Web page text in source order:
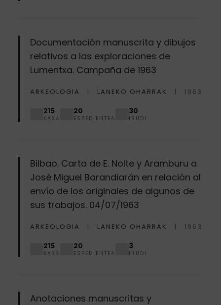
Documentación manuscrita y dibujos
relativos a las exploraciones de
Lumentxa. Campaña de 1963
ARKEOLOGIA LANEKO OHARRAK 1963
215
KAXA
20
ESPEDIENTEA
30
IRUDI
Bilbao. Carta de E. Nolte y Aramburu a
José Miguel Barandiarán en relación al
envío de los originales de algunos de
sus trabajos. 04/07/1963
ARKEOLOGIA LANEKO OHARRAK 1963
215
KAXA
20
ESPEDIENTEA
3
IRUDI
Anotaciones manuscritas y